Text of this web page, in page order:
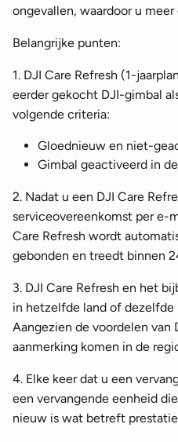
ongevallen, waardoor u
Belangrijke punten:
1. DJI Care Refresh (1-
eerder gekocht DJI-gimbal
volgende criteria:
Gloednieuw en niet-
Gimbal geactiveerd in
2. Nadat u een DJI Care
serviceovereenkomst per e-
Care Refresh wordt
gebonden en treedt binnen
3. DJI Care Refresh en het
in hetzelfde land of
Aangezien de voordelen van
aanmerking komen in de
4. Elke keer dat u een
een vervangende eenheid
nieuw is wat betreft